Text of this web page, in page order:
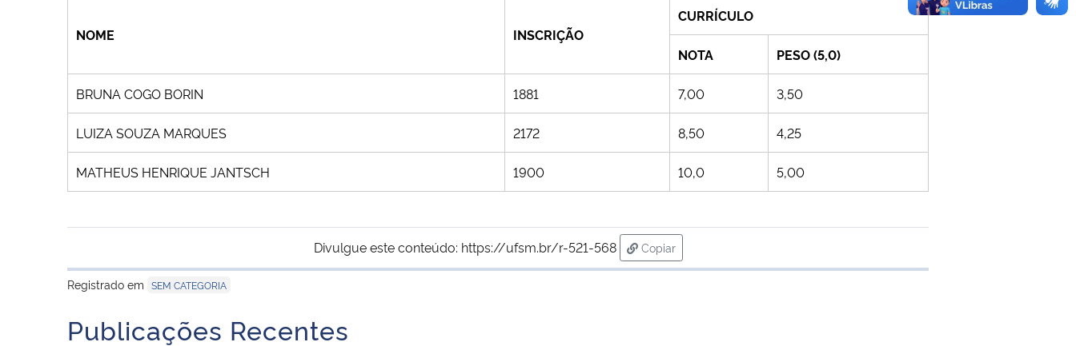
NOME INSCRIÇÃO
CURRÍCULO
NOTA PESO (5,0)
BRUNA COGO BORIN 1881 7,00 3,50
LUIZA SOUZA MARQUES 2172 8,50 4,25
MATHEUS HENRIQUE JANTSCH 1900 10,0 5,00
Divulgue este conteúdo: https://ufsm.br/r-521-568
Copiar
para área de transferência
Registrado em SEM CATEGORIA
Publicações Recentes